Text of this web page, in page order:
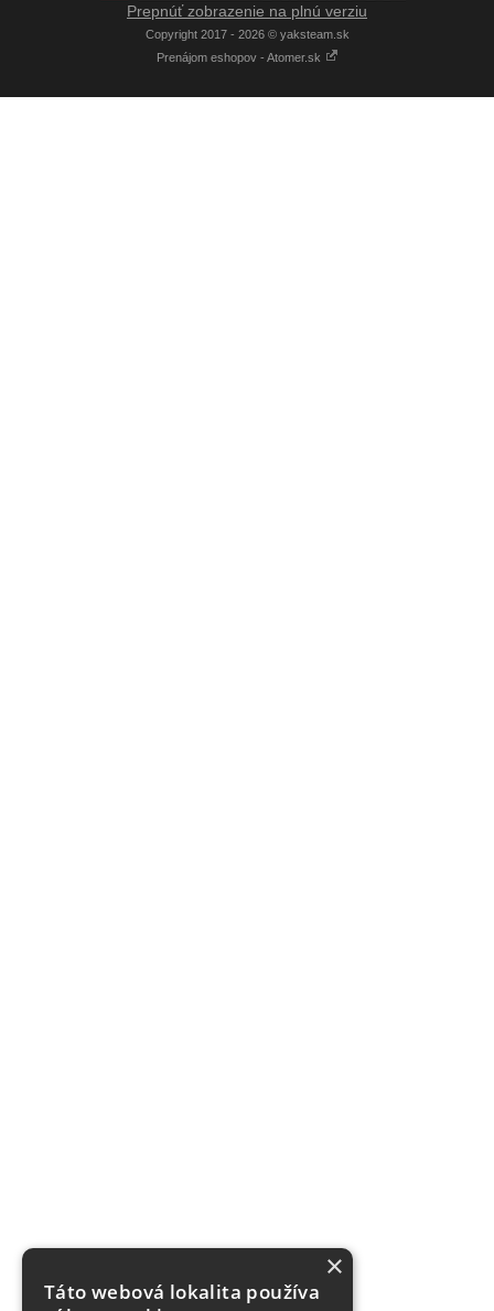
Prepnúť zobrazenie na plnú verziu
Copyright 2017 - 2026 © yaksteam.sk
Prenájom eshopov - Atomer.sk
×
Táto webová lokalita používa